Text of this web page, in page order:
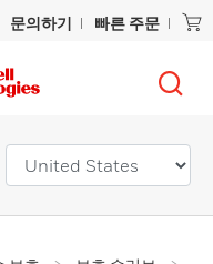
문의하기 빠른 주문